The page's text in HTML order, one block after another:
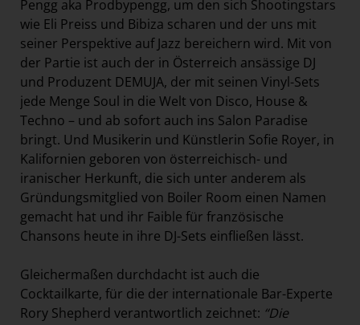
Pengg aka Prodbypengg, um den sich Shootingstars
wie Eli Preiss und Bibiza scharen und der uns mit
seiner Perspektive auf Jazz bereichern wird. Mit von
der Partie ist auch der in Österreich ansässige DJ
und Produzent DEMUJA, der mit seinen Vinyl-Sets
jede Menge Soul in die Welt von Disco, House &
Techno – und ab sofort auch ins Salon Paradise
bringt. Und Musikerin und Künstlerin Sofie Royer, in
Kalifornien geboren von österreichisch- und
iranischer Herkunft, die sich unter anderem als
Gründungsmitglied von Boiler Room einen Namen
gemacht hat und ihr Faible für französische
Chansons heute in ihre DJ-Sets einfließen lässt.
Gleichermaßen durchdacht ist auch die
Cocktailkarte, für die der internationale Bar-Experte
Rory Shepherd verantwortlich zeichnet: “Die